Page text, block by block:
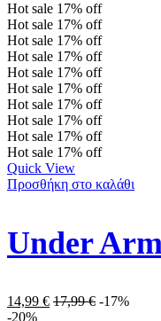
Hot sale 17% off
Hot sale 17% off
Hot sale 17% off
Hot sale 17% off
Hot sale 17% off
Hot sale 17% off
Hot sale 17% off
Hot sale 17% off
Hot sale 17% off
Hot sale 17% off
Quick View
Προσθήκη στο καλάθι
14,99 € 17,99€ -17%
-20%